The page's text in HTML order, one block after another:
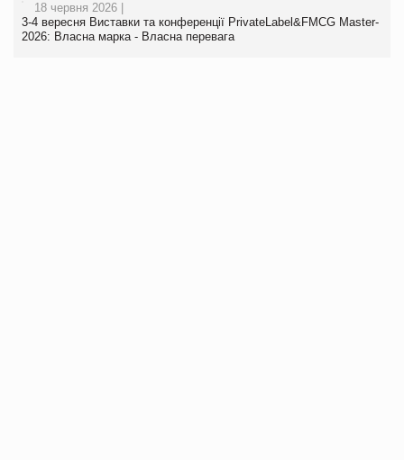
18 червня 2026 |
3-4 вересня Виставки та конференції PrivateLabel&FMCG Master-
2026: Власна марка - Власна перевага